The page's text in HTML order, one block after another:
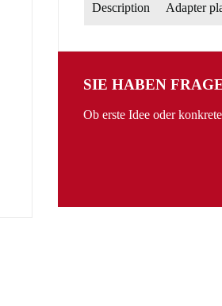
Description Adapter
SIE HABEN
Ob erste Idee oder